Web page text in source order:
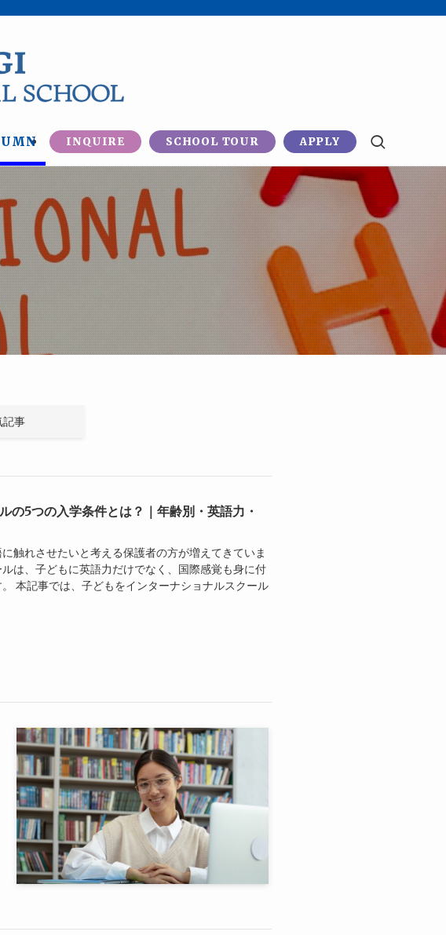
INQUIRE SCHOOL TOUR APPLY
記事
の5つの入学条件とは？｜年齢別・英語力・
触れさせたいと考える保護者の方が増えてきていま
は、子どもに英語力だけでなく、国際感覚も身に付
本記事では、子どもをインターナショナルスクール